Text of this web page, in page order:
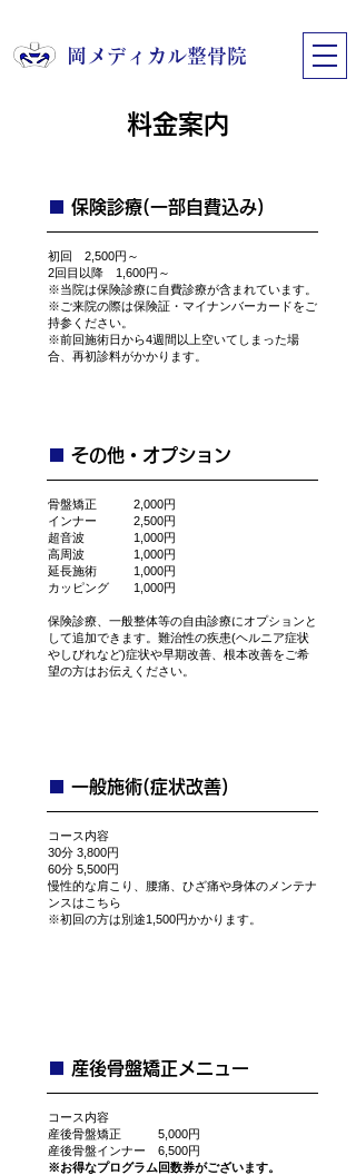
​岡メディカル整骨院
料金案内
​保険診療(一部自費込み)
​初回 2,500円～
2回目以降 1,600円～
※当院は保険診療に自費診療が含まれています。
※ご来院の際は保険証・マイナンバーカードをご
持参ください。​​​​
​※前回施術日から4週間以上空いてしまった場
合、再初診料がかかります。
​その他・オプション
骨盤矯正 2,000円
​インナー 2,500円
​超音波 1,000円
高周波 1,000円
延長施術 1,000円
カッピング 1,000円
保険診療、一般整体等の自由診療にオプションと
して追加できます。難治性の疾患(ヘルニア症状
やしびれなど)症状や早期改善、根本改善をご希
望の方はお伝えください。
​一般施術(症状改善)
コース内容
30分 3,800円
​60分 5,500円
慢性的な肩こり、腰痛、ひざ痛や身体のメンテナ
ンスはこちら
※初回の方は別途1,500円かかります。
​産後骨盤矯正メニュー
​コース内容
産後骨盤矯正 5,000円​​
​産後骨盤インナー 6,500円
※お得なプログラム回数券がございます。